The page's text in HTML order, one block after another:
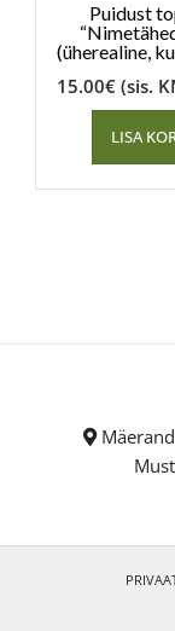
Puidust
(üherealine,
15.00€ (sis.
LISA
Mäerand